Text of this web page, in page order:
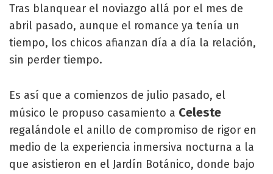
Tras blanquear el noviazgo allá por el mes de
abril pasado, aunque el romance ya tenía un
tiempo, los chicos afianzan día a día la relación,
sin perder tiempo.
Es así que a comienzos de julio pasado, el
músico le propuso casamiento a Celeste
regalándole el anillo de compromiso de rigor en
medio de la experiencia inmersiva nocturna a la
que asistieron en el Jardín Botánico, donde bajo